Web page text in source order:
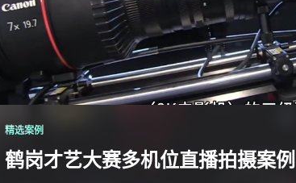
精选案例
鹤岗才艺大赛多机位直播拍摄案例